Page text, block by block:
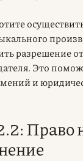
разрешение
Это
и
Право